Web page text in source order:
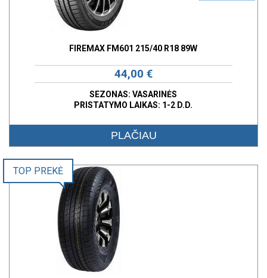
FIREMAX FM601 215/40 R18 89W
44,00 €
SEZONAS: VASARINĖS
PRISTATYMO LAIKAS: 1-2 D.D.
PLAČIAU
TOP PREKĖ